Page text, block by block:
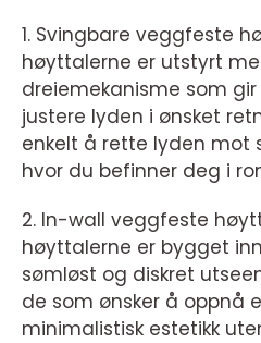
1. Svingbare veggfeste
høyttalerne er utstyrt
dreiemekanisme som
justere lyden i ønsket
enkelt å rette lyden mot
hvor du befinner deg i
2. In-wall veggfeste
høyttalerne er bygget
sømløst og diskret
de som ønsker å oppnå
minimalistisk estetikk